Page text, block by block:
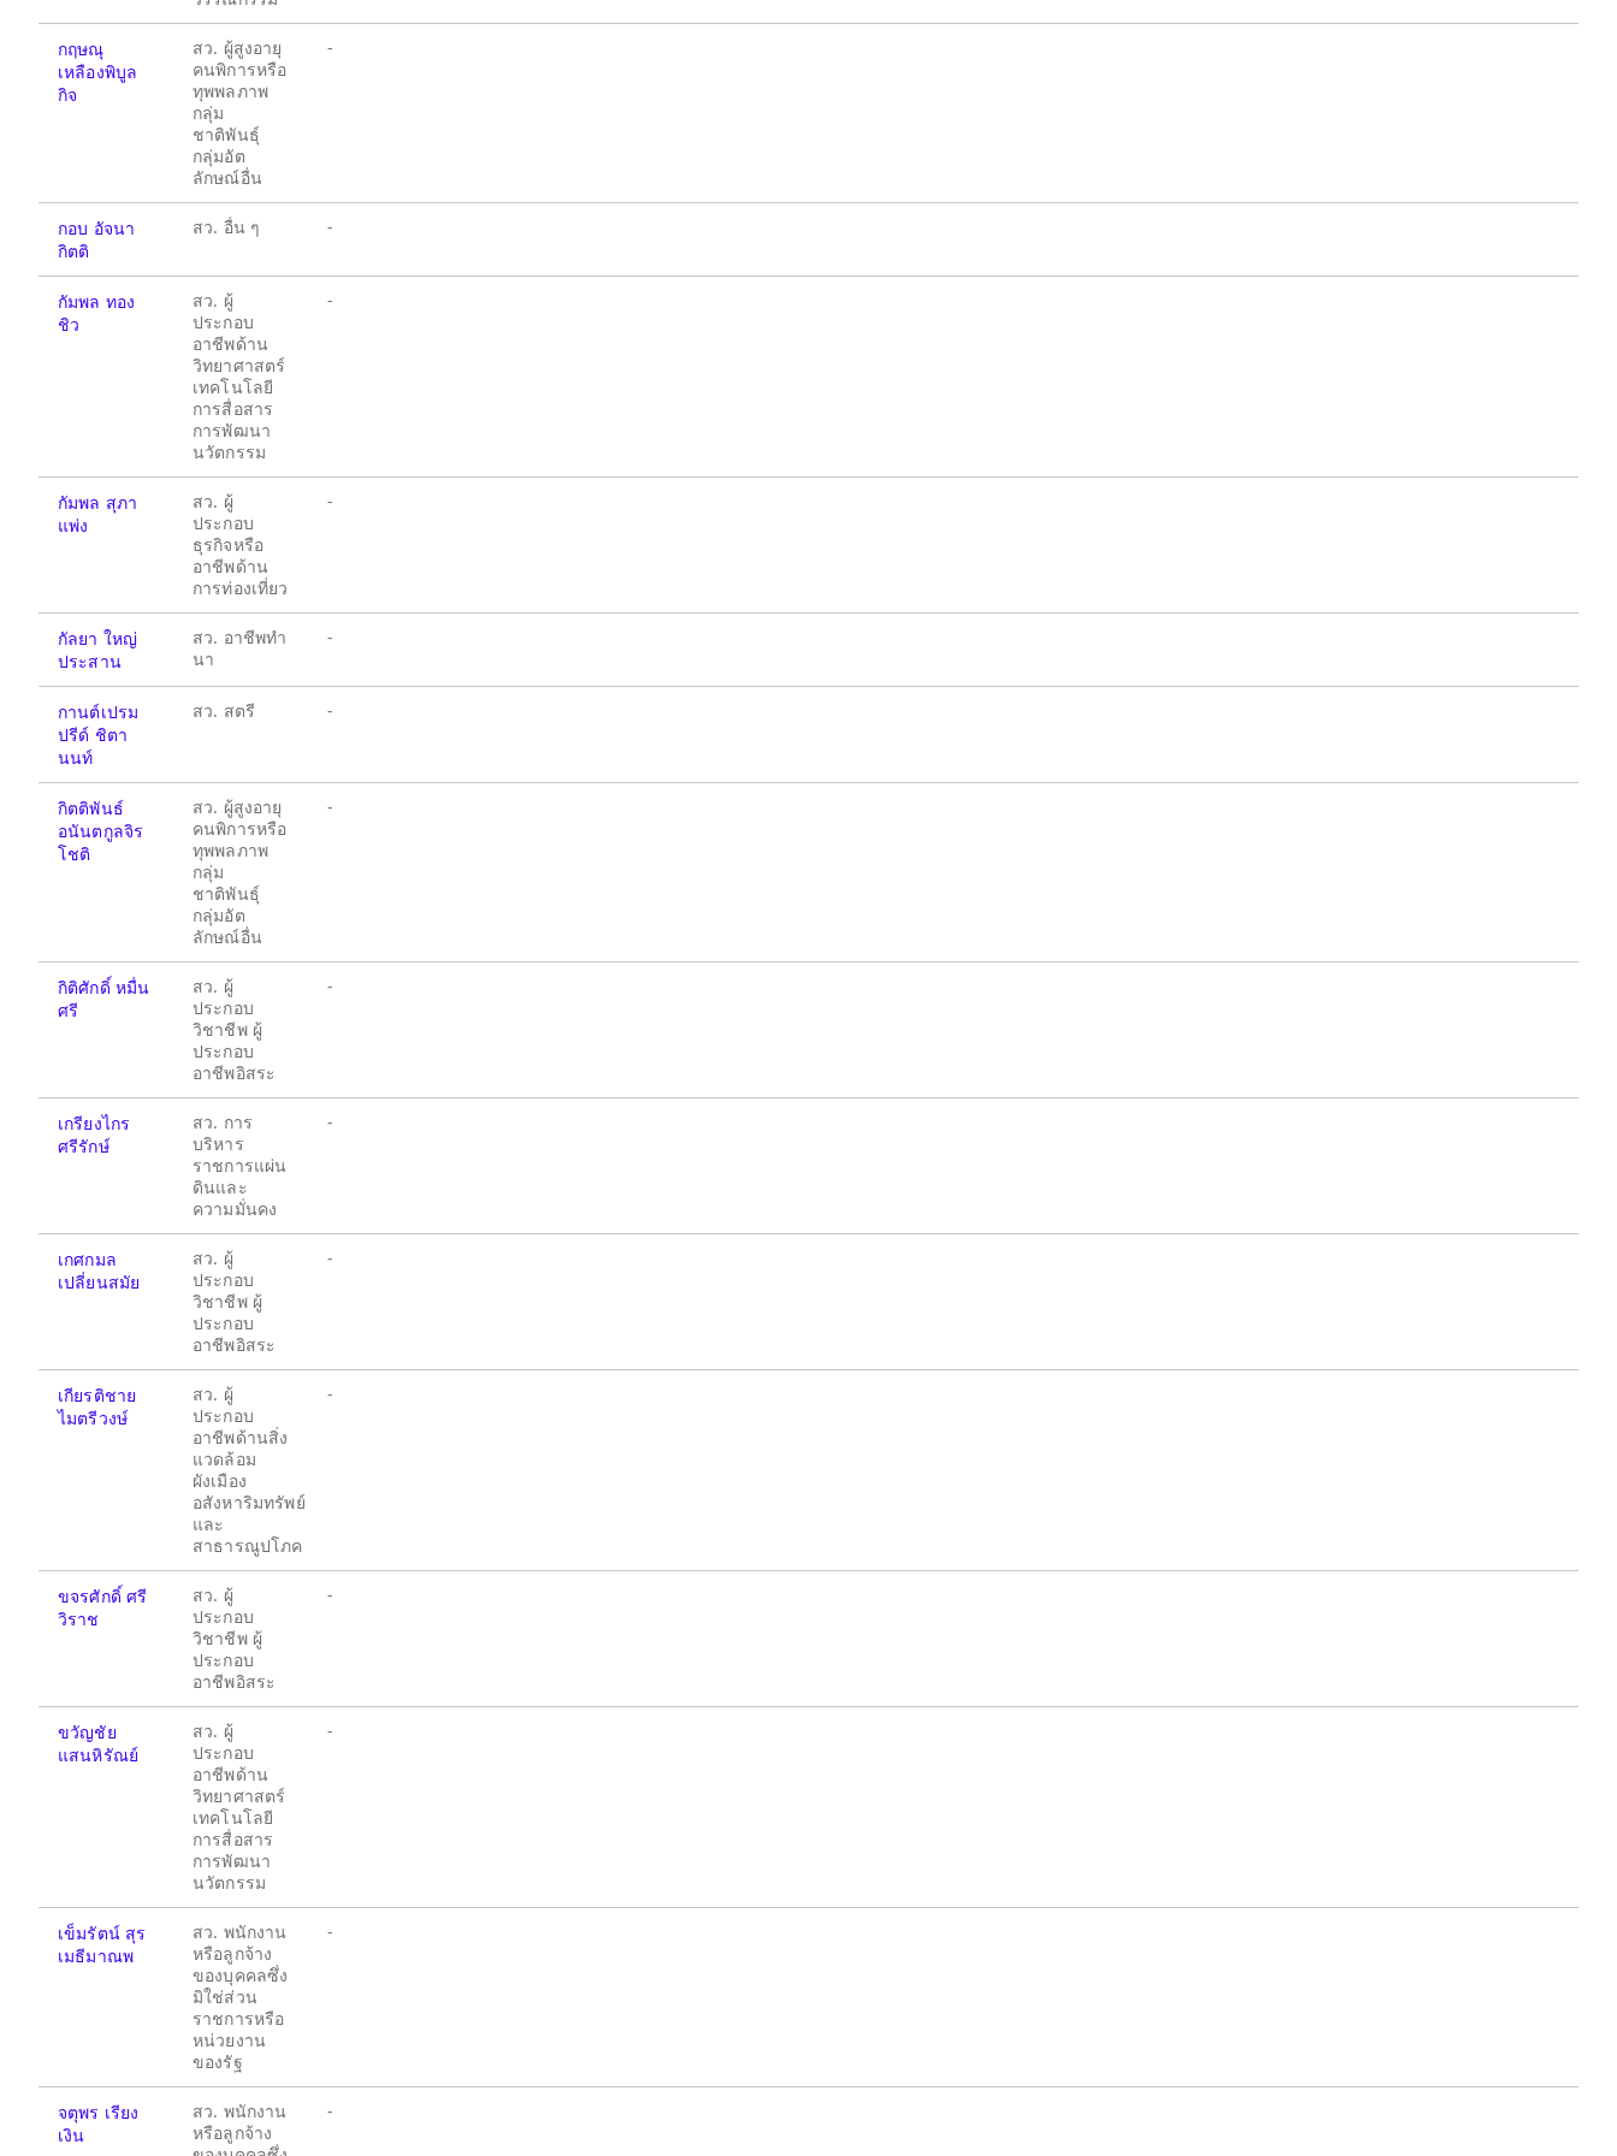
กฤษณุ
เหลืองพิบูล
กิจ
สว. ผู้สูงอายุ
คนพิการหรือ
ทุพพลภาพ
กลุ่ม
ชาติพันธุ์
กลุ่มอัต
ลักษณ์อื่น
-
กอบ อัจนา
กิตติ
สว. อื่น ๆ -
กัมพล ทอง
ชิว
สว. ผู้
ประกอบ
อาชีพด้าน
วิทยาศาสตร์
เทคโนโลยี
การสื่อสาร
การพัฒนา
นวัตกรรม
-
กัมพล สุภา
แพ่ง
สว. ผู้
ประกอบ
ธุรกิจหรือ
อาชีพด้าน
การท่องเที่ยว
-
กัลยา ใหญ่
ประสาน
สว. อาชีพทำ
นา
-
กานต์เปรม
ปรีด์ ชิตา
นนท์
สว. สตรี -
กิตติพันธ์
อนันตกูลจิร
โชติ
สว. ผู้สูงอายุ
คนพิการหรือ
ทุพพลภาพ
กลุ่ม
ชาติพันธุ์
กลุ่มอัต
ลักษณ์อื่น
-
กิติศักดิ์ หมื่น
ศรี
สว. ผู้
ประกอบ
วิชาชีพ ผู้
ประกอบ
อาชีพอิสระ
-
เกรียงไกร
ศรีรักษ์
สว. การ
บริหาร
ราชการแผ่น
ดินและ
ความมั่นคง
-
เกศกมล
เปลี่ยนสมัย
สว. ผู้
ประกอบ
วิชาชีพ ผู้
ประกอบ
อาชีพอิสระ
-
เกียรติชาย
ไมตรีวงษ์
สว. ผู้
ประกอบ
อาชีพด้านสิ่ง
แวดล้อม
ผังเมือง
อสังหาริมทรัพย์
และ
สาธารณูปโภค
-
ขจรศักดิ์ ศรี
วิราช
สว. ผู้
ประกอบ
วิชาชีพ ผู้
ประกอบ
อาชีพอิสระ
-
ขวัญชัย
แสนหิรัณย์
สว. ผู้
ประกอบ
อาชีพด้าน
วิทยาศาสตร์
เทคโนโลยี
การสื่อสาร
การพัฒนา
นวัตกรรม
-
เข็มรัตน์ สุร
เมธีมาณพ
สว. พนักงาน
หรือลูกจ้าง
ของบุคคลซึ่ง
มิใช่ส่วน
ราชการหรือ
หน่วยงาน
ของรัฐ
-
จตุพร เรียง
เงิน
สว. พนักงาน
หรือลูกจ้าง
-